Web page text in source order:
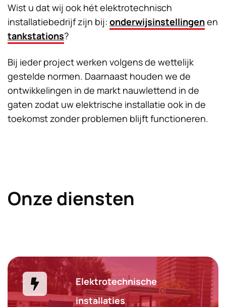
Wist u dat wij ook hét elektrotechnisch
installatiebedrijf zijn bij: onderwijsinstellingenen
tankstations?
Bij ieder project werken volgens de wettelijk
gestelde normen. Daarnaast houden we de
ontwikkelingen in de markt nauwlettend in de
gaten zodat uw elektrische installatie ook in de
toekomst zonder problemen blijft functioneren.
Onze diensten
Elektrotechnische
installaties